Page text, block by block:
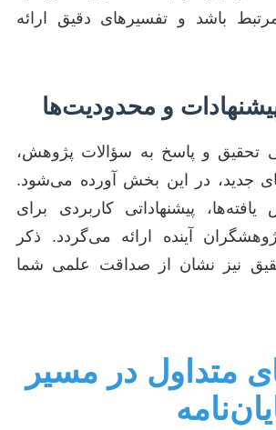
باشد و تفسیرهای دقیق ارائه
و محدودیت‌ها
تحقیق و پاسخ به سؤالات پژوهش،
جدید، در این بخش آورده می‌شود.
پیشنهاداتی کاربردی برای
آینده ارائه می‌گردد. ذکر
نیز نشان از صداقت علمی شما
متداول در مسیر